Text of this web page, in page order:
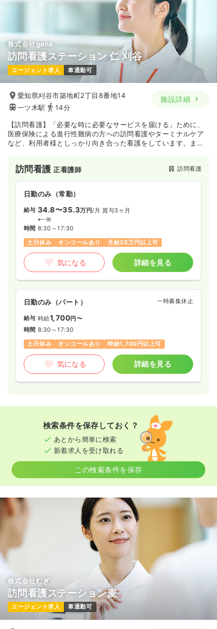
株式会社gene
訪問看護ステーション 仁 刈谷
エージェント求人 車通勤可
愛知県刈谷市築地町2丁目8番地14
一ツ木駅
14分
施設詳細
【訪問看護】「必要な時に必要なサービスを届ける」ために、
医療保険による進行性難病の方への訪問看護やターミナルケア
など、利用者様としっかり向き合った看護をしています。ま
訪問看護正看護師 訪問看護
日勤のみ（常勤）
給与 34.8〜35.3万円/月 賞与3ヶ月
※一例
時間 8:30～17:30
土日休み
オンコールあり 月給35万円以上可
気になる 詳細を見る
日勤のみ（パート） 一時募集休止
給与 時給1,700円〜
時間 8:30～17:30
土日休み
オンコールあり 時給1,700円以上可
気になる 詳細を見る
検索条件を保存しておく？
あとから簡単に検索
新着求人を受け取れる
この検索条件を保存
株式会社むぎ
訪問看護ステーション麦
エージェント求人 車通勤可